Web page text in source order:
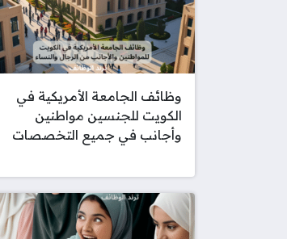
وظائف الجامعة الأمريكية في
الكويت للجنسين مواطنين
وأجانب في جميع التخصصات